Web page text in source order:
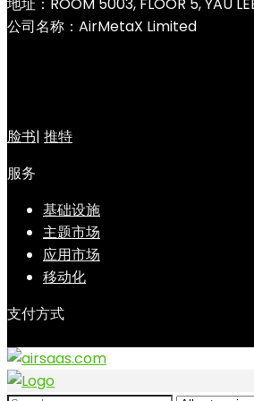
公司名称：AirMetaX Limited
脸书| 推特
服务
基础设施
主题市场
应用市场
移动化
支付方式